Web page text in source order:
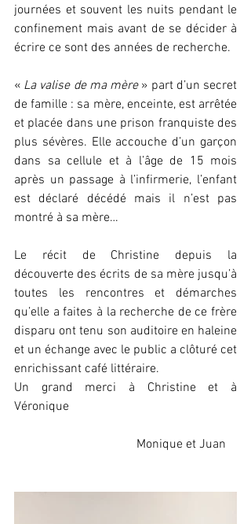
journées et souvent les nuits pendant le
confinement mais avant de se décider à
écrire ce sont des années de recherche.
« La valise de ma mère » part d’un secret
de famille : sa mère, enceinte, est arrêtée
et placée dans une prison franquiste des
plus sévères. Elle accouche d’un garçon
dans sa cellule et à l’âge de 15 mois
après un passage à l’infirmerie, l’enfant
est déclaré décédé mais il n’est pas
montré à sa mère…
Le récit de Christine depuis la
découverte des écrits de sa mère jusqu’à
toutes les rencontres et démarches
qu’elle a faites à la recherche de ce frère
disparu ont tenu son auditoire en haleine
et un échange avec le public a clôturé cet
enrichissant café littéraire.
Un grand merci à Christine et à
Véronique
                                       Monique et Juan